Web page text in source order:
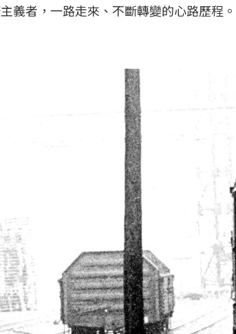
義者，一路走來、不斷轉變的心路歷程。